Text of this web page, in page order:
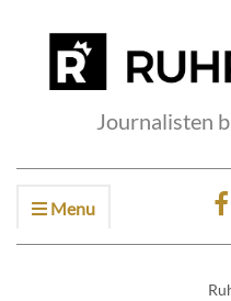
Journalisten
Menu